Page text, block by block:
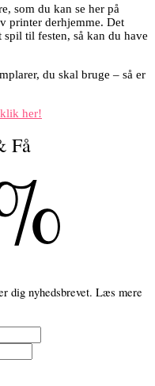
som du kan se her på
printer derhjemme. Det
til festen, så kan du have
du skal bruge – så er
klik her!
Få
dig nyhedsbrevet. Læs mere